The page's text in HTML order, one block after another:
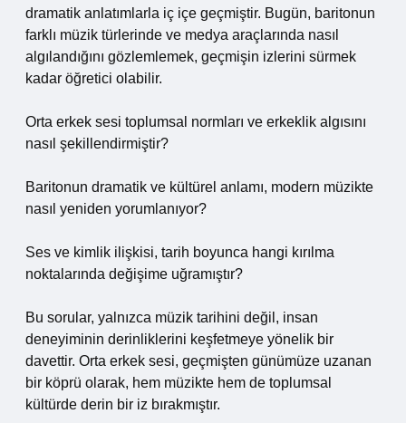
dramatik anlatımlarla iç içe geçmiştir. Bugün, baritonun
farklı müzik türlerinde ve medya araçlarında nasıl
algılandığını gözlemlemek, geçmişin izlerini sürmek
kadar öğretici olabilir.
Orta erkek sesi toplumsal normları ve erkeklik algısını
nasıl şekillendirmiştir?
Baritonun dramatik ve kültürel anlamı, modern müzikte
nasıl yeniden yorumlanıyor?
Ses ve kimlik ilişkisi, tarih boyunca hangi kırılma
noktalarında değişime uğramıştır?
Bu sorular, yalnızca müzik tarihini değil, insan
deneyiminin derinliklerini keşfetmeye yönelik bir
davettir. Orta erkek sesi, geçmişten günümüze uzanan
bir köprü olarak, hem müzikte hem de toplumsal
kültürde derin bir iz bırakmıştır.